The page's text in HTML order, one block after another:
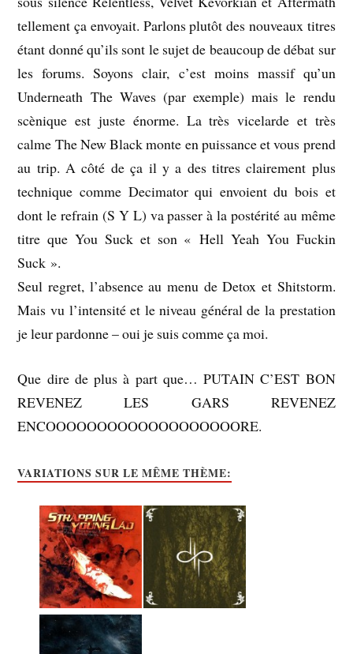
tellement ça envoyait. Parlons plutôt des nouveaux titres
étant donné qu’ils sont le sujet de beaucoup de débat sur
les forums. Soyons clair, c’est moins massif qu’un
Underneath The Waves (par exemple) mais le rendu
scènique est juste énorme. La très vicelarde et très
calme The New Black monte en puissance et vous prend
au trip. A côté de ça il y a des titres clairement plus
technique comme Decimator qui envoient du bois et
dont le refrain (S Y L) va passer à la postérité au même
titre que You Suck et son « Hell Yeah You Fuckin
Suck ».
Seul regret, l’absence au menu de Detox et Shitstorm.
Mais vu l’intensité et le niveau général de la prestation
je leur pardonne – oui je suis comme ça moi.
Que dire de plus à part que… PUTAIN C’EST BON
REVENEZ LES GARS REVENEZ
ENCOOOOOOOOOOOOOOOOOOORE.
VARIATIONS SUR LE MÊME THÈME: